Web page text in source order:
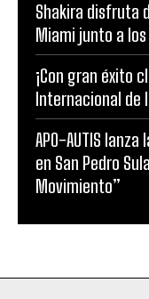
Shakira disfruta
Miami junto a
¡Con gran éxito
Internacional de
APO-AUTIS
en San Pedro
Movimiento”